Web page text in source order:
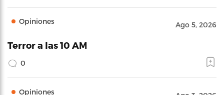
Opiniones Ago 5, 2026
Terror a las 10 AM
0
Opiniones